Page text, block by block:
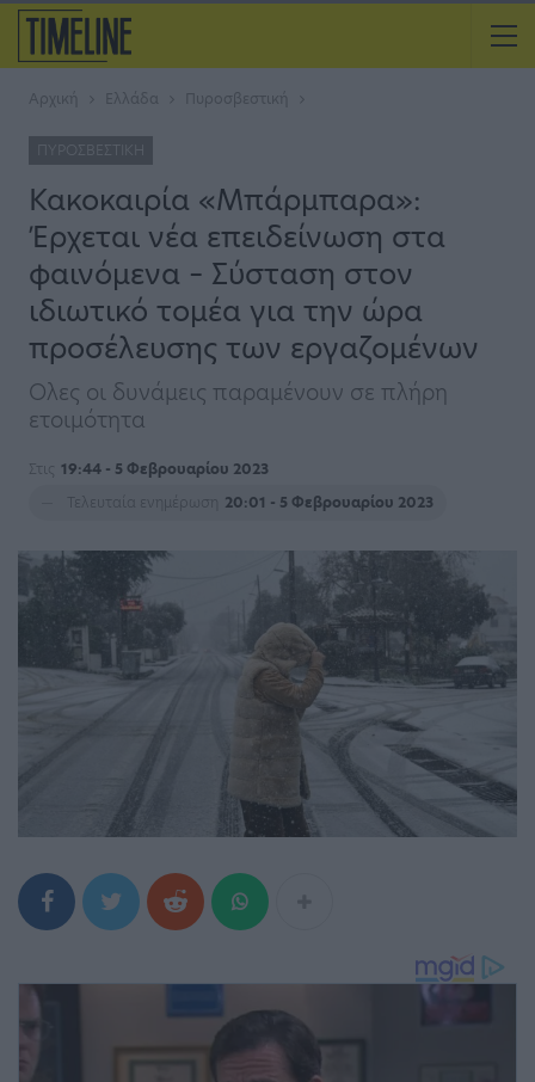
Αρχική Ελλάδα Πυροσβεστική
ΠΥΡΟΣΒΕΣΤΙΚΉ
Κακοκαιρία «Μπάρμπαρα»:
Έρχεται νέα επειδείνωση στα
φαινόμενα – Σύσταση στον
ιδιωτικό τομέα για την ώρα
προσέλευσης των εργαζομένων
Ολες οι δυνάμεις παραμένουν σε πλήρη
ετοιμότητα
Στις 19:44 - 5 Φεβρουαρίου 2023
Τελευταία ενημέρωση
20:01 - 5 Φεβρουαρίου 2023